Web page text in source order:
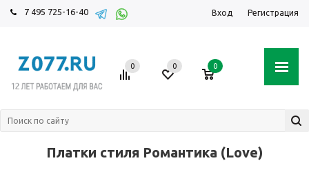
7 495 725-16-40 Вход Регистрация
0 0 0
Платки стиля Романтика (Love)